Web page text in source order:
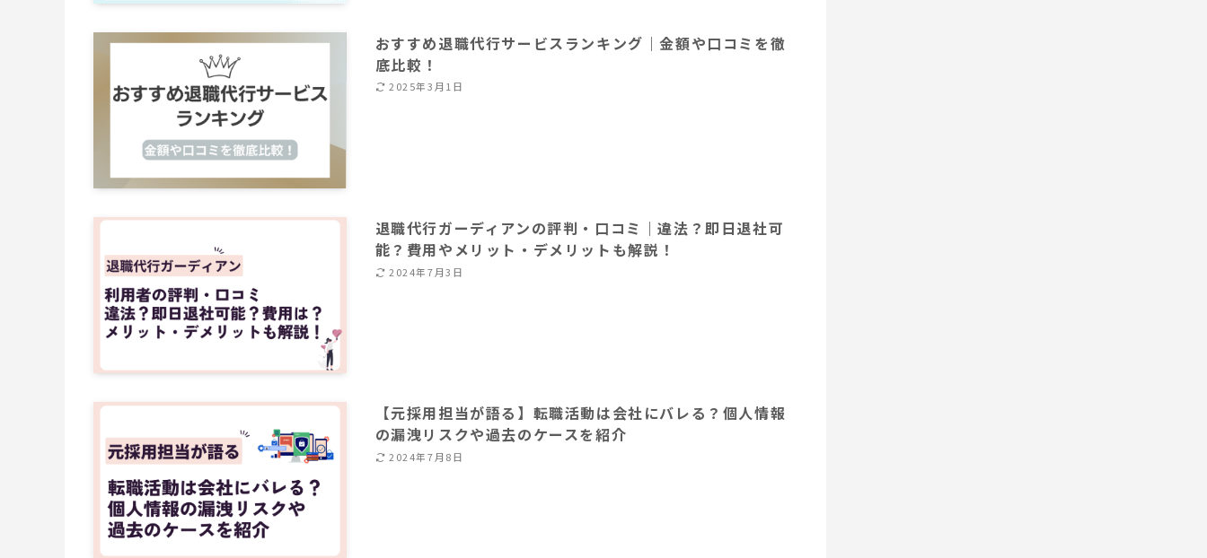
おすすめ退職代行サービスランキング｜金額や口コミを徹
底比較！
2025年3月1日
退職代行ガーディアンの評判・口コミ｜違法？即日退社可
能？費用やメリット・デメリットも解説！
2024年7月3日
【元採用担当が語る】転職活動は会社にバレる？個人情報
の漏洩リスクや過去のケースを紹介
2024年7月8日